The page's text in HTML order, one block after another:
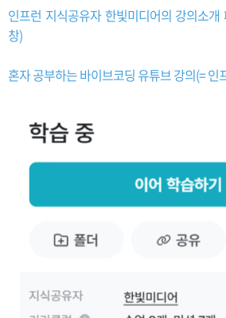
인프런 지식공유자 한빛미디어의 강의소개
창)
혼자 공부하는 바이브코딩 유튜브 강의(= 인